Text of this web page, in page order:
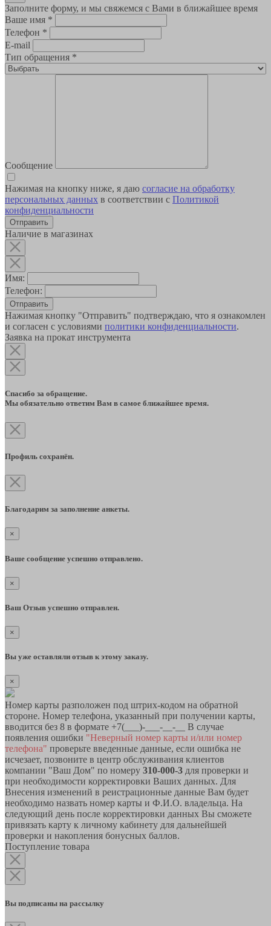
Заполните форму, и мы свяжемся с Вами в ближайшее время
Ваше имя *
Телефон *
E-mail
Тип обращения *
Сообщение
Нажимая на кнопку ниже, я даю согласие на обработку
персональных данных в соответствии с Политикой
конфиденциальности
Наличие в магазинах
Имя:
Телефон:
Отправить
Нажимая кнопку "Отправить" подтверждаю, что я ознакомлен
и согласен с условиями политики конфиденциальности.
Заявка на прокат инструмента
Спасибо за обращение.
Мы обязательно ответим Вам в самое ближайшее время.
Профиль сохранён.
Благодарим за заполнение анкеты.
×
Ваше сообщение успешно отправлено.
×
Ваш Отзыв успешно отправлен.
×
Вы уже оставляли отзыв к этому заказу.
×
Номер карты разположен под штрих-кодом на обратной
стороне. Номер телефона, указанный при получении карты,
вводится без 8 в формате +7(___)-___-__-__ В случае
появления ошибки "Неверный номер карты и/или номер
телефона" проверьте введенные данные, если ошибка не
исчезает, позвоните в центр обслуживания клиентов
компании "Ваш Дом" по номеру 310-000-3 для проверки и
при необходимости корректировки Ваших данных. Для
Внесения изменений в реистрационные данные Вам будет
необходимо назвать номер карты и Ф.И.О. владельца. На
следующий день после корректировки данных Вы сможете
привязать карту к личному кабинету для дальнейшей
проверки и накопления бонусных баллов.
Поступление товара
Вы подписаны на рассылку